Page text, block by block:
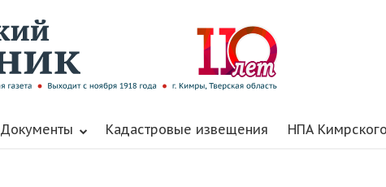
Документы Кадастровые извещения НПА